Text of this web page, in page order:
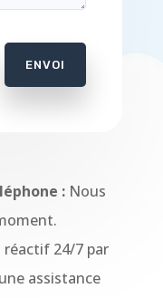
ENVOI
:Nous
réactif 24/7 par
assistance